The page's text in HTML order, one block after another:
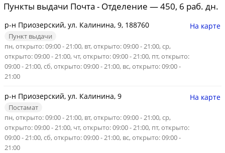
Пункты выдачи Почта - Отделение — 450, 6 раб. дн.
р-н Приозерский, ул. Калинина, 9, 188760
Пункт выдачи
пн, открыто: 09:00 - 21:00, вт, открыто: 09:00 - 21:00, ср,
открыто: 09:00 - 21:00, чт, открыто: 09:00 - 21:00, пт, открыто:
09:00 - 21:00, сб, открыто: 09:00 - 21:00, вс, открыто: 09:00 -
21:00
На карте
р-н Приозерский, ул. Калинина, 9
Постамат
пн, открыто: 09:00 - 21:00, вт, открыто: 09:00 - 21:00, ср,
открыто: 09:00 - 21:00, чт, открыто: 09:00 - 21:00, пт, открыто:
09:00 - 21:00, сб, открыто: 09:00 - 21:00, вс, открыто: 09:00 -
21:00
На карте